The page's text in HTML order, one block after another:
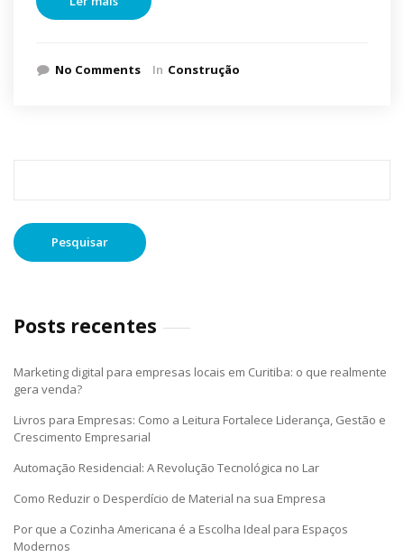
No Comments In Construção
Posts recentes
Marketing digital para empresas locais em Curitiba: o que realmente
gera venda?
Livros para Empresas: Como a Leitura Fortalece Liderança, Gestão e
Crescimento Empresarial
Automação Residencial: A Revolução Tecnológica no Lar
Como Reduzir o Desperdício de Material na sua Empresa
Por que a Cozinha Americana é a Escolha Ideal para Espaços
Modernos